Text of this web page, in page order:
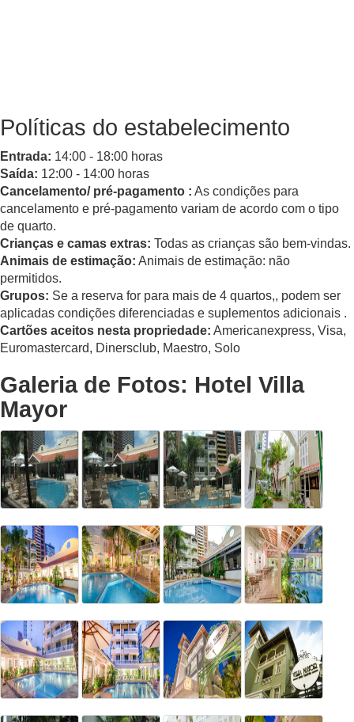
Políticas do estabelecimento
Entrada: 14:00 - 18:00 horas
Saída: 12:00 - 14:00 horas
Cancelamento/ pré-pagamento : As condições para
cancelamento e pré-pagamento variam de acordo com o tipo
de quarto.
Crianças e camas extras: Todas as crianças são bem-vindas.
Animais de estimação: Animais de estimação: não
permitidos.
Grupos: Se a reserva for para mais de 4 quartos,, podem ser
aplicadas condições diferenciadas e suplementos adicionais .
Cartões aceitos nesta propriedade: Americanexpress, Visa,
Euromastercard, Dinersclub, Maestro, Solo
Galeria de Fotos: Hotel Villa
Mayor